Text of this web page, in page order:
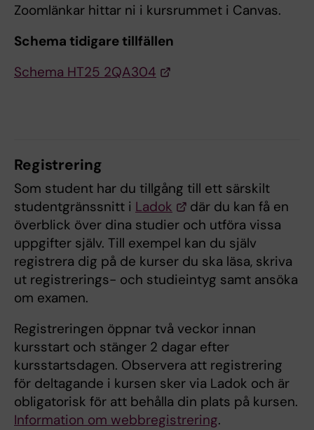
Zoomlänkar hittar ni i kursrummet i Canvas.
Schema tidigare tillfällen
Schema HT25 2QA304
Registrering
Som student har du tillgång till ett särskilt
studentgränssnitt i Ladok
där du kan få en
överblick över dina studier och utföra vissa
uppgifter själv. Till exempel kan du själv
registrera dig på de kurser du ska läsa, skriva
ut registrerings- och studieintyg samt ansöka
om examen.
Registreringen öppnar två veckor innan
kursstart och stänger 2 dagar efter
kursstartsdagen. Observera att registrering
för deltagande i kursen sker via Ladok och är
obligatorisk för att behålla din plats på kursen.
Information om webbregistrering.